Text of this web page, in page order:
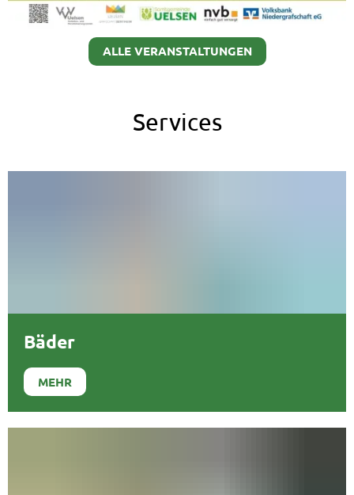
ALLE VERANSTALTUNGEN
Services
Bäder
MEHR